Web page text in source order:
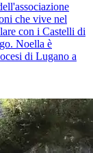
che vive nel
con i Castelli di
Noella è
di Lugano a